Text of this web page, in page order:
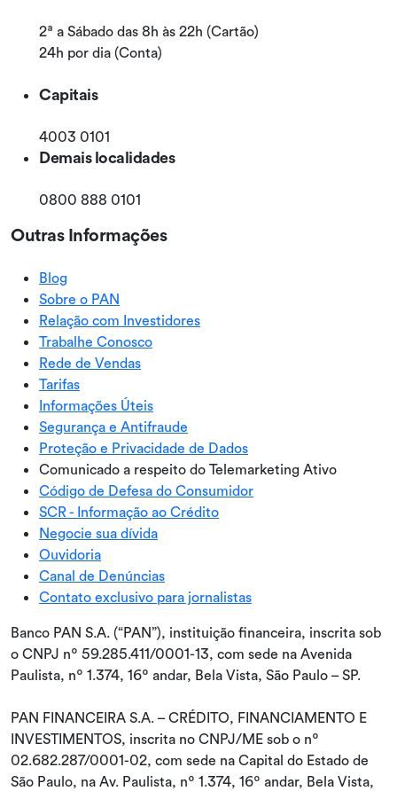
2ª a Sábado das 8h às 22h (Cartão)
24h por dia (Conta)
Capitais
4003 0101
Demais localidades
0800 888 0101
Outras Informações
Blog
Sobre o PAN
Relação com Investidores
Trabalhe Conosco
Rede de Vendas
Tarifas
Informações Úteis
Segurança e Antifraude
Proteção e Privacidade de Dados
Comunicado a respeito do Telemarketing Ativo
Código de Defesa do Consumidor
SCR - Informação ao Crédito
Negocie sua dívida
Ouvidoria
Canal de Denúncias
Contato exclusivo para jornalistas
Banco PAN S.A. (“PAN”), instituição financeira, inscrita sob
o CNPJ nº 59.285.411/0001-13, com sede na Avenida
Paulista, nº 1.374, 16º andar, Bela Vista, São Paulo – SP.
PAN FINANCEIRA S.A. – CRÉDITO, FINANCIAMENTO E
INVESTIMENTOS, inscrita no CNPJ/ME sob o nº
02.682.287/0001-02, com sede na Capital do Estado de
São Paulo, na Av. Paulista, nº 1.374, 16º andar, Bela Vista,